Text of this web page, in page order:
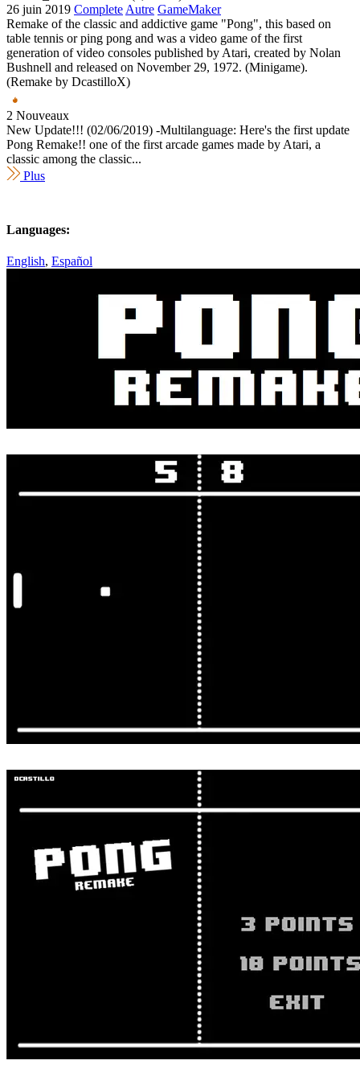
26 juin 2019 Complete Autre GameMaker
Remake of the classic and addictive game "Pong", this based on
table tennis or ping pong and was a video game of the first
generation of video consoles published by Atari, created by Nolan
Bushnell and released on November 29, 1972. (Minigame).
(Remake by DcastilloX)
2 Nouveaux
New Update!!! (02/06/2019) -Multilanguage: Here's the first update
Pong Remake!! one of the first arcade games made by Atari, a
classic among the classic...
Plus
Languages:
English, Español